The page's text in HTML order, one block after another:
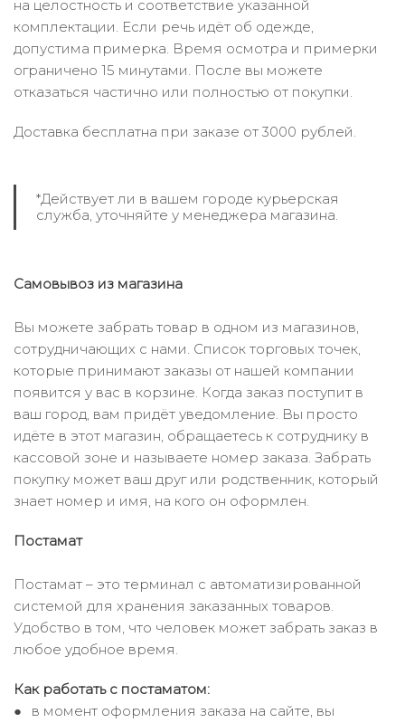
на целостность и соответствие указанной
комплектации. Если речь идёт об одежде,
допустима примерка. Время осмотра и примерки
ограничено 15 минутами. После вы можете
отказаться частично или полностью от покупки.
Доставка бесплатна при заказе от 3000 рублей.
*Действует ли в вашем городе курьерская
служба, уточняйте у менеджера магазина.
Самовывоз из магазина
Вы можете забрать товар в одном из магазинов,
сотрудничающих с нами. Список торговых точек,
которые принимают заказы от нашей компании
появится у вас в корзине. Когда заказ поступит в
ваш город, вам придёт уведомление. Вы просто
идёте в этот магазин, обращаетесь к сотруднику в
кассовой зоне и называете номер заказа. Забрать
покупку может ваш друг или родственник, который
знает номер и имя, на кого он оформлен.
Постамат
Постамат – это терминал с автоматизированной
системой для хранения заказанных товаров.
Удобство в том, что человек может забрать заказ в
любое удобное время.
Как работать с постаматом:
в момент оформления заказа на сайте, вы